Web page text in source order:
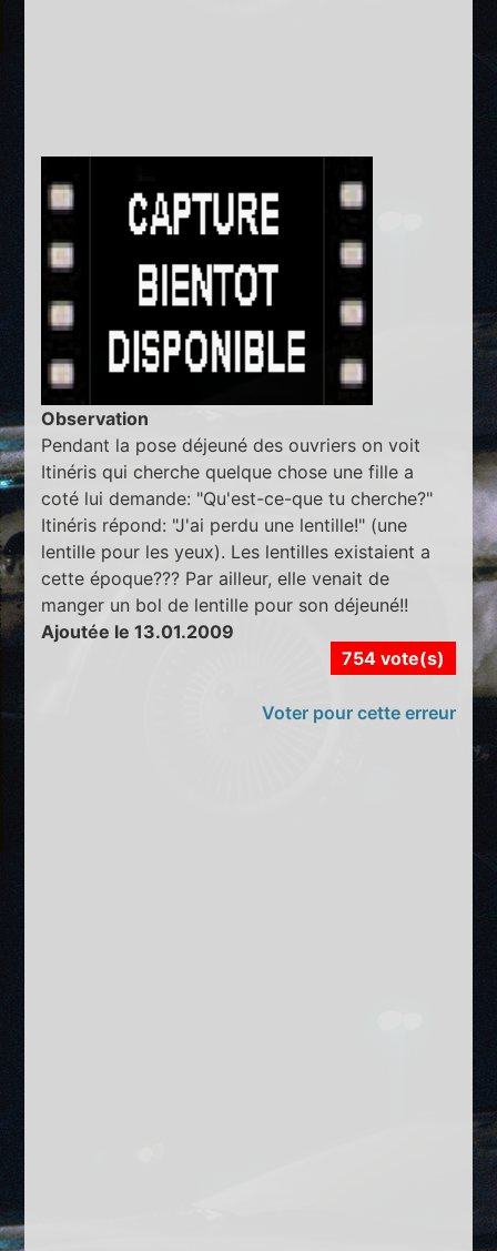
Observation
Pendant la pose déjeuné des ouvriers on voit
Itinéris qui cherche quelque chose une fille a
coté lui demande: "Qu'est-ce-que tu cherche?"
Itinéris répond: "J'ai perdu une lentille!" (une
lentille pour les yeux). Les lentilles existaient a
cette époque??? Par ailleur, elle venait de
manger un bol de lentille pour son déjeuné!!
Ajoutée le 13.01.2009
754 vote(s)
Voter pour cette erreur